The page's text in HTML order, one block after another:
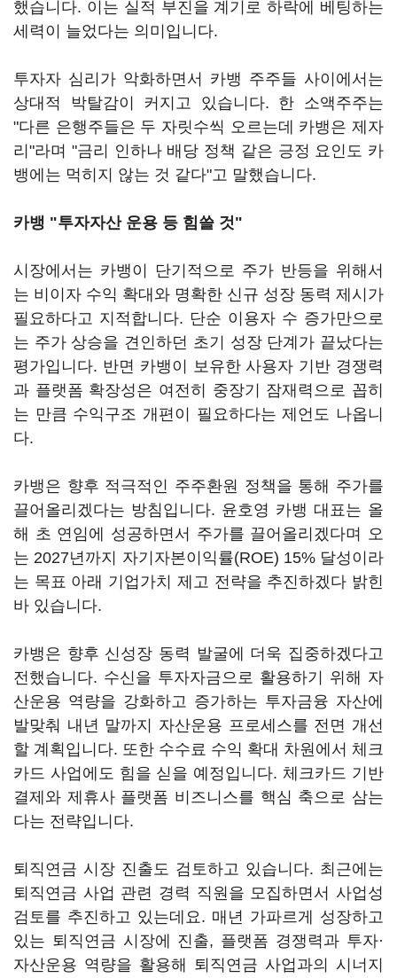
했습니다. 이는 실적 부진을 계기로 하락에 베팅하는
세력이 늘었다는 의미입니다.
투자자 심리가 악화하면서 카뱅 주주들 사이에서는
상대적 박탈감이 커지고 있습니다. 한 소액주주는
"다른 은행주들은 두 자릿수씩 오르는데 카뱅은 제자
리"라며 "금리 인하나 배당 정책 같은 긍정 요인도 카
뱅에는 먹히지 않는 것 같다"고 말했습니다.
카뱅 "투자자산 운용 등 힘쓸 것"
시장에서는 카뱅이 단기적으로 주가 반등을 위해서
는 비이자 수익 확대와 명확한 신규 성장 동력 제시가
필요하다고 지적합니다. 단순 이용자 수 증가만으로
는 주가 상승을 견인하던 초기 성장 단계가 끝났다는
평가입니다. 반면 카뱅이 보유한 사용자 기반 경쟁력
과 플랫폼 확장성은 여전히 중장기 잠재력으로 꼽히
는 만큼 수익구조 개편이 필요하다는 제언도 나옵니
다.
카뱅은 향후 적극적인 주주환원 정책을 통해 주가를
끌어올리겠다는 방침입니다. 윤호영 카뱅 대표는 올
해 초 연임에 성공하면서 주가를 끌어올리겠다며 오
는 2027년까지 자기자본이익률(ROE) 15% 달성이라
는 목표 아래 기업가치 제고 전략을 추진하겠다 밝힌
바 있습니다.
카뱅은 향후 신성장 동력 발굴에 더욱 집중하겠다고
전했습니다. 수신을 투자자금으로 활용하기 위해 자
산운용 역량을 강화하고 증가하는 투자금융 자산에
발맞춰 내년 말까지 자산운용 프로세스를 전면 개선
할 계획입니다. 또한 수수료 수익 확대 차원에서 체크
카드 사업에도 힘을 싣을 예정입니다. 체크카드 기반
결제와 제휴사 플랫폼 비즈니스를 핵심 축으로 삼는
다는 전략입니다.
퇴직연금 시장 진출도 검토하고 있습니다. 최근에는
퇴직연금 사업 관련 경력 직원을 모집하면서 사업성
검토를 추진하고 있는데요. 매년 가파르게 성장하고
있는 퇴직연금 시장에 진출, 플랫폼 경쟁력과 투자·
자산운용 역량을 활용해 퇴직연금 사업과의 시너지